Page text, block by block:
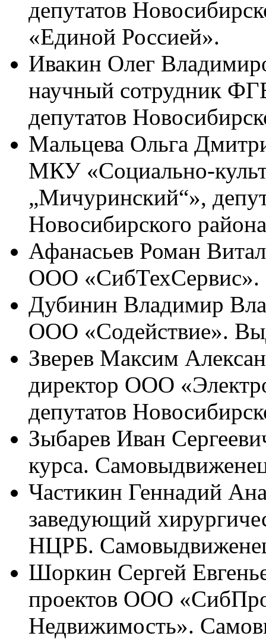
депутатов
«Единой Россией».
Ивакин Олег
научный сотрудник
депутатов
Мальцева Ольга
МКУ «Социально-
„Мичуринский“»,
Новосибирского
Афанасьев Роман
ООО
Дубинин Владимир
ООО «Содействие».
Зверев Максим
директор ООО
депутатов
Зыбарев Иван
курса.
Частикин Геннадий
заведующий
НЦРБ.
Шоркин Сергей
проектов ООО
Недвижимость».